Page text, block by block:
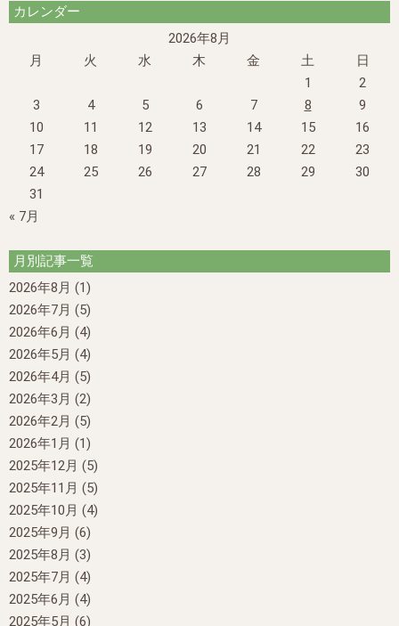
カレンダー
2026年8月
月
火 水 木 金 土
日
1
2
3
4 5 6 7 8
9
10
11 12 13 14 15
16
17
18 19 20 21 22
23
24
25 26 27 28 29
30
31
« 7月
月別記事一覧
2026年8月 (1)
2026年7月 (5)
2026年6月 (4)
2026年5月 (4)
2026年4月 (5)
2026年3月 (2)
2026年2月 (5)
2026年1月 (1)
2025年12月 (5)
2025年11月 (5)
2025年10月 (4)
2025年9月 (6)
2025年8月 (3)
2025年7月 (4)
2025年6月 (4)
2025年5月 (6)